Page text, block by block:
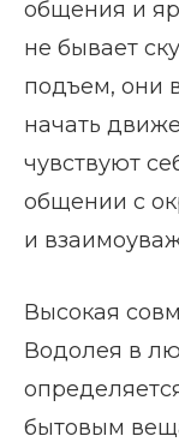
общения и
не бывает
подъем, они
начать
чувствуют
общении с
и
Высокая
Водолея в
бытовым